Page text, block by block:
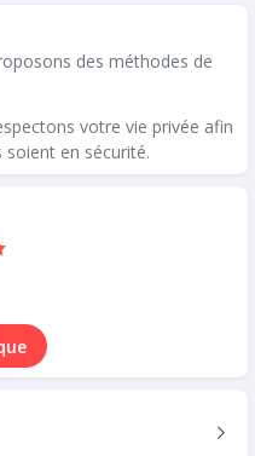
des méthodes de
votre vie privée afin
soient en sécurité.